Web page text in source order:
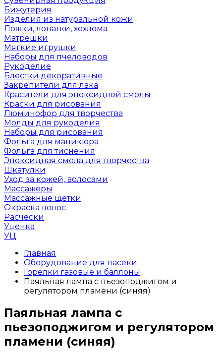
Бижутерия
Изделия из натуральной кожи
Ложки, лопатки, хохлома
Матрёшки
Мягкие игрушки
Наборы для пчеловодов
Рукоделие
Блестки декоративные
Закрепители для лака
Красители для эпоксидной смолы
Краски для рисования
Люминофор для творчества
Молды для рукоделия
Наборы для рисования
Фольга для маникюра
Фольга для тиснения
Эпоксидная смола для творчества
Шкатулки
Уход за кожей, волосами
Массажеры
Массажные щетки
Окраска волос
Расчески
Уценка
УЦ
Главная
Оборудование для пасеки
Горелки газовые и баллоны
Паяльная лампа с пьезоподжигом и
регулятором пламени (синяя)
Паяльная лампа с
пьезоподжигом и регулятором
пламени (синяя)